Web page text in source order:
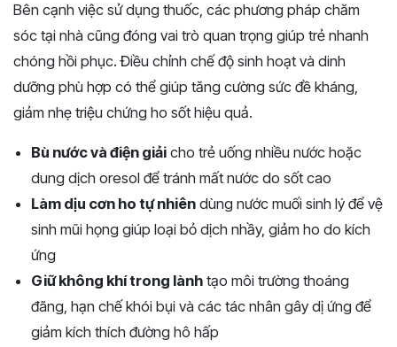
Bên cạnh việc sử dụng thuốc, các phương pháp chăm
sóc tại nhà cũng đóng vai trò quan trọng giúp trẻ nhanh
chóng hồi phục. Điều chỉnh chế độ sinh hoạt và dinh
dưỡng phù hợp có thể giúp tăng cường sức đề kháng,
giảm nhẹ triệu chứng ho sốt hiệu quả.
Bù nước và điện giải cho trẻ uống nhiều nước hoặc
dung dịch oresol để tránh mất nước do sốt cao
Làm dịu cơn ho tự nhiên dùng nước muối sinh lý để vệ
sinh mũi họng giúp loại bỏ dịch nhầy, giảm ho do kích
ứng
Giữ không khí trong lành tạo môi trường thoáng
đãng, hạn chế khói bụi và các tác nhân gây dị ứng để
giảm kích thích đường hô hấp